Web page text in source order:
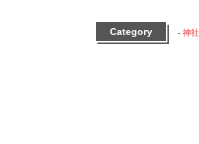
Category 神